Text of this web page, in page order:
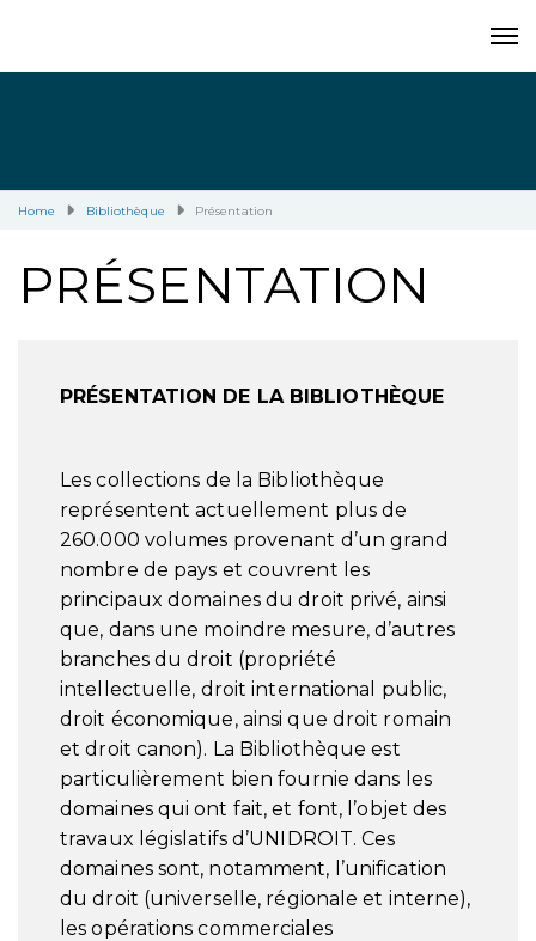
Home Bibliothèque Présentation
PRÉSENTATION
PRÉSENTATION DE LA BIBLIOTHÈQUE
Les collections de la Bibliothèque
représentent actuellement plus de
260.000 volumes provenant d’un grand
nombre de pays et couvrent les
principaux domaines du droit privé, ainsi
que, dans une moindre mesure, d’autres
branches du droit (propriété
intellectuelle, droit international public,
droit économique, ainsi que droit romain
et droit canon). La Bibliothèque est
particulièrement bien fournie dans les
domaines qui ont fait, et font, l’objet des
travaux législatifs d’UNIDROIT. Ces
domaines sont, notamment, l’unification
du droit (universelle, régionale et interne),
les opérations commerciales